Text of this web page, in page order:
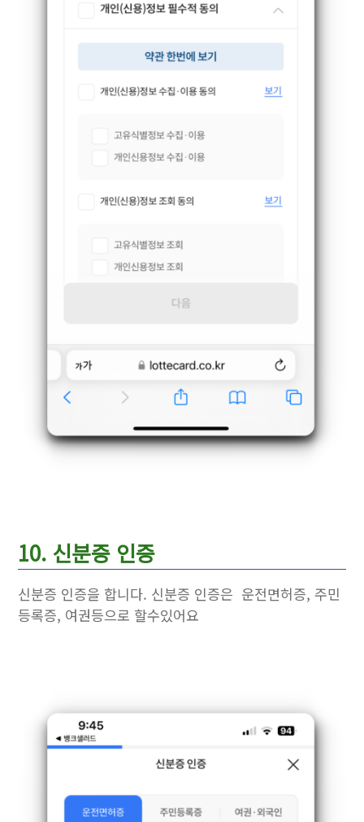
10. 신분증 인증
신분증 인증을 합니다. 신분증 인증은 운전면허증, 주민
등록증, 여권등으로 할수있어요